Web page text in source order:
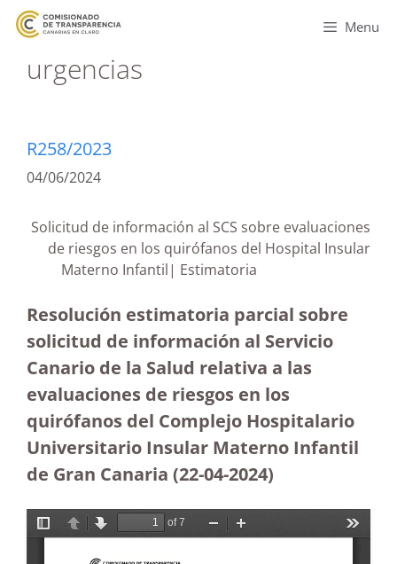
Menu
urgencias
R258/2023
04/06/2024
Solicitud de información al SCS sobre evaluaciones
de riesgos en los quirófanos del Hospital Insular
Materno Infantil| Estimatoria
Resolución estimatoria parcial sobre
solicitud de información al Servicio
Canario de la Salud relativa a las
evaluaciones de riesgos en los
quirófanos del Complejo Hospitalario
Universitario Insular Materno Infantil
de Gran Canaria (22-04-2024)